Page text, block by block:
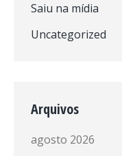
Saiu na mídia
Uncategorized
Arquivos
agosto 2026